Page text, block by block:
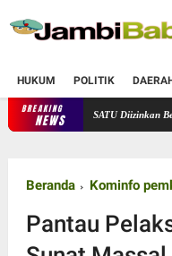
HUKUM POLITIK
BREAKING
NEWS
PT SATU Diizinkan Berjalan,
Beranda Kominfo
Pantau